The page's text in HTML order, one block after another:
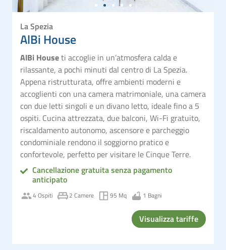
La Spezia
AlBi House
AlBi Houseti accoglie in un’atmosfera calda e
rilassante, a pochi minuti dal centro di La Spezia.
Appena ristrutturata, offre ambienti moderni e
accoglienti con una camera matrimoniale, una camera
con due letti singoli e un divano letto, ideale fino a 5
ospiti. Cucina attrezzata, due balconi, Wi-Fi gratuito,
riscaldamento autonomo, ascensore e parcheggio
condominiale rendono il soggiorno pratico e
confortevole, perfetto per visitare le Cinque Terre.
Cancellazione gratuita senza pagamento
anticipato
4 Ospiti 2 Camere 95 Mq 1 Bagni
Visualizza tariffe